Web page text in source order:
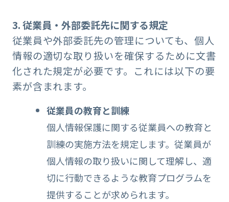
3. 従業員・外部委託先に関する規定
従業員や外部委託先の管理についても、個人
情報の適切な取り扱いを確保するために文書
化された規定が必要です。これには以下の要
素が含まれます。
従業員の教育と訓練
個人情報保護に関する従業員への教育と
訓練の実施方法を規定します。従業員が
個人情報の取り扱いに関して理解し、適
切に行動できるような教育プログラムを
提供することが求められます。